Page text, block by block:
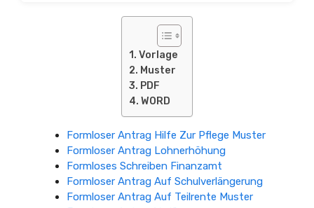
Vorlage
Muster
PDF
WORD
Formloser Antrag Hilfe Zur Pflege Muster
Formloser Antrag Lohnerhöhung
Formloses Schreiben Finanzamt
Formloser Antrag Auf Schulverlängerung
Formloser Antrag Auf Teilrente Muster